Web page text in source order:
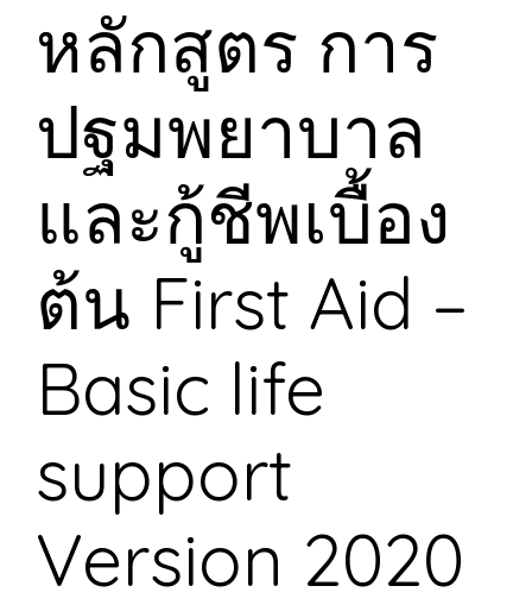
หลักสูตร การ
ปฐมพยาบาล
และกู้ชีพเบื้อง
ต้น First Aid –
Basic life
support
Version 2020